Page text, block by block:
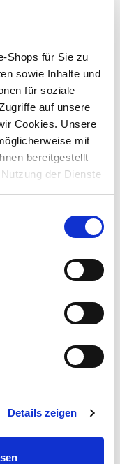
Shops für Sie zu
sowie Inhalte und
für soziale
auf unsere
Cookies. Unsere
mit
bereitgestellt
der Dienste
Details zeigen
wähle zunächst
sind ideal um
dem Austrocknen